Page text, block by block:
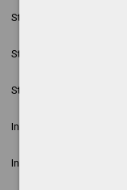
Statut
Statut
Statut
Informacja o działalności
Informacja o działalności